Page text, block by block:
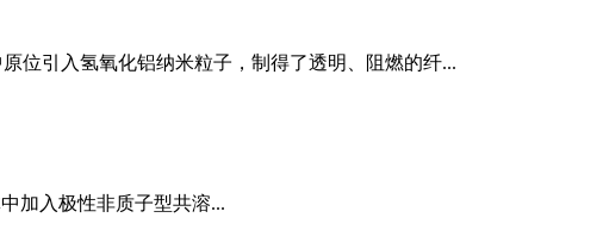
位引入氢氧化铝纳米粒子，制得了透明、阻燃的纤...
加入极性非质子型共溶...